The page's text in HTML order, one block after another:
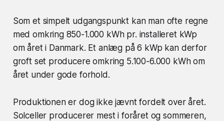
Som et simpelt udgangspunkt kan man ofte regne
med omkring 850-1.000 kWh pr. installeret kWp
om året i Danmark. Et anlæg på 6 kWp kan derfor
groft set producere omkring 5.100-6.000 kWh om
året under gode forhold.
Produktionen er dog ikke jævnt fordelt over året.
Solceller producerer mest i foråret og sommeren,